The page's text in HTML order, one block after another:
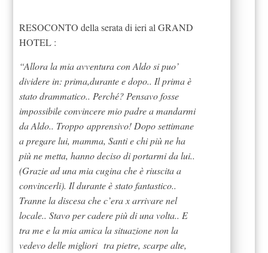
RESOCONTO della serata di ieri al GRAND
HOTEL :
“Allora la mia avventura con Aldo si puo’
dividere in: prima,durante e dopo.. Il prima è
stato drammatico.. Perché? Pensavo fosse
impossibile convincere mio padre a mandarmi
da Aldo.. Troppo apprensivo! Dopo settimane
a pregare lui, mamma, Santi e chi più ne ha
più ne metta, hanno deciso di portarmi da lui..
(Grazie ad una mia cugina che è riuscita a
convincerli). Il durante è stato fantastico..
Tranne la discesa che c’era x arrivare nel
locale.. Stavo per cadere più di una volta.. E
tra me e la mia amica la situazione non la
vedevo delle migliori tra pietre, scarpe alte,